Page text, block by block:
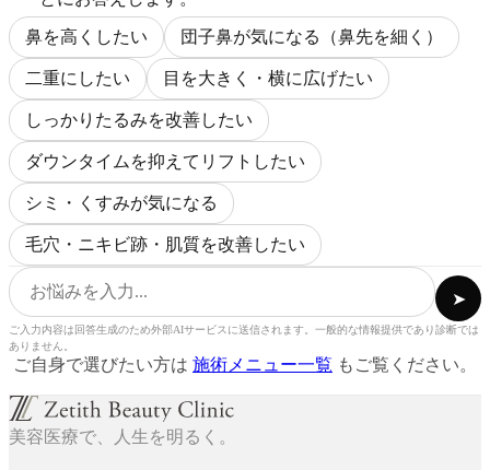
鼻を高くしたい 団子鼻が気になる（鼻先を細く）
二重にしたい 目を大きく・横に広げたい
しっかりたるみを改善したい
ダウンタイムを抑えてリフトしたい
シミ・くすみが気になる
毛穴・ニキビ跡・肌質を改善したい
➤
ご入力内容は回答生成のため外部AIサービスに送信されます。一般的な情報提供であり診断では
ありません。
ご自身で選びたい方は 施術メニュー一覧 もご覧ください。
美容医療で、人生を明るく。